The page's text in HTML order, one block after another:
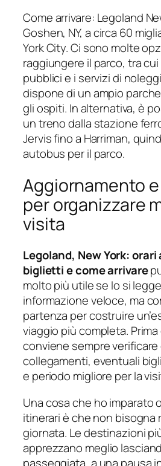
Come arrivare: Legoland
Goshen, NY, a circa 60
York City. Ci sono molte
raggiungere il parco, tra
pubblici e i servizi di
dispone di un ampio
gli ospiti. In alternativa, è
un treno dalla stazione
Jervis fino a Harriman,
autobus per il parco.
Aggiornamento
per organizzare
visita
Legoland, New York:
biglietti e come arrivare
molto più utile se lo si
informazione veloce, ma
partenza per costruire
viaggio più completa.
conviene sempre verificare
collegamenti, eventuali
e periodo migliore per la
Una cosa che ho imparato
itinerari è che non bisogna
giornata. Le destinazioni
apprezzano meglio